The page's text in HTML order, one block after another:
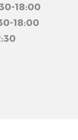
18:00
18:00